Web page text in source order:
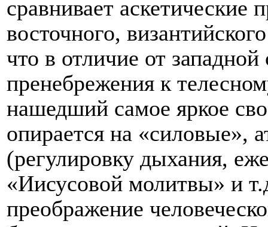
сравнивает аскетические
восточного,
что в отличие от западной
пренебрежения к
нашедший самое яркое
опирается на «силовые»,
(регулировку дыхания,
«Иисусовой молитвы» и
преображение